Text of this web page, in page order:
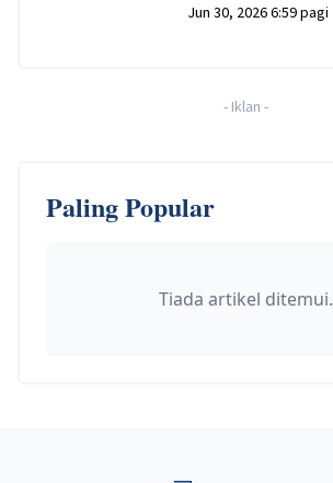
Jun 30, 2026 6:59 pagi
- Iklan -
Paling Popular
Tiada artikel ditemui.